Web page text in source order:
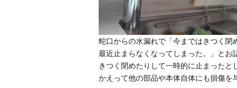
蛇口からの水漏れで「今まではきつく閉
最近止まらなくなってしまった。」とお
きつく閉めたりして一時的に止まったと
かえって他の部品や本体自体にも損傷を